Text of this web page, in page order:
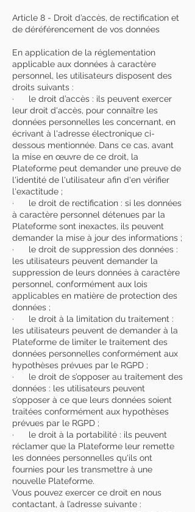
Article 8 - Droit d’accès, de rectification et
de déréférencement de vos données
En application de la réglementation
applicable aux données à caractère
personnel, les utilisateurs disposent des
droits suivants :
· le droit d’accès : ils peuvent exercer
leur droit d'accès, pour connaître les
données personnelles les concernant, en
écrivant à l'adresse électronique ci-
dessous mentionnée. Dans ce cas, avant
la mise en œuvre de ce droit, la
Plateforme peut demander une preuve de
l'identité de l'utilisateur afin d'en vérifier
l'exactitude ;
· le droit de rectification : si les données
à caractère personnel détenues par la
Plateforme sont inexactes, ils peuvent
demander la mise à jour des informations ;
· le droit de suppression des données :
les utilisateurs peuvent demander la
suppression de leurs données à caractère
personnel, conformément aux lois
applicables en matière de protection des
données ;
· le droit à la limitation du traitement :
les utilisateurs peuvent de demander à la
Plateforme de limiter le traitement des
données personnelles conformément aux
hypothèses prévues par le RGPD ;
· le droit de s’opposer au traitement des
données : les utilisateurs peuvent
s’opposer à ce que leurs données soient
traitées conformément aux hypothèses
prévues par le RGPD ;
· le droit à la portabilité : ils peuvent
réclamer que la Plateforme leur remette
les données personnelles qu'ils ont
fournies pour les transmettre à une
nouvelle Plateforme.
Vous pouvez exercer ce droit en nous
contactant, à l’adresse suivante :